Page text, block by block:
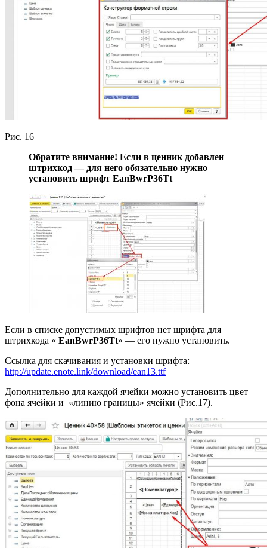
Рис. 16
Обратите внимание! Если в ценник добавлен
штрихкод — для него обязательно нужно
установить шрифт EanBwrP36Tt
Если в списке допустимых шрифтов нет шрифта для
штрихкода « EanBwrP36Tt» — его нужно установить.
Ссылка для скачивания и установки шрифта:
http://update.enote.link/download/ean13.ttf
Дополнительно для каждой ячейки можно установить цвет
фона ячейки и «линию границы» ячейки (Рис.17).